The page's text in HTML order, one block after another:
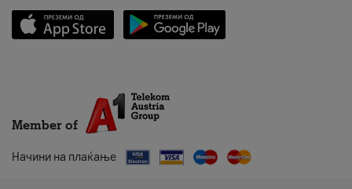
Member of
Начини на плаќање